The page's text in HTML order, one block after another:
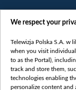
We respect your
Telewizja Polska S.A. w
when you visit
to as the Portal),
track and store them,
technologies enabling
personalize content and